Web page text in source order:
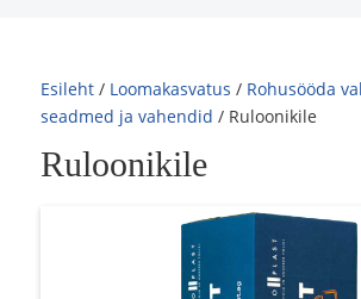
Esileht / Loomakasvatus / Rohusööda
seadmed ja vahendid / Ruloonikile
Ruloonikile